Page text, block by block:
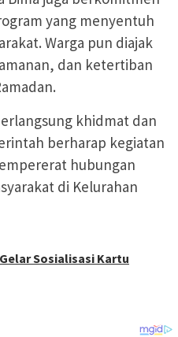
yang menyentuh
Warga pun diajak
dan ketertiban
khidmat dan
berharap kegiatan
hubungan
di Kelurahan
Sosialisasi Kartu